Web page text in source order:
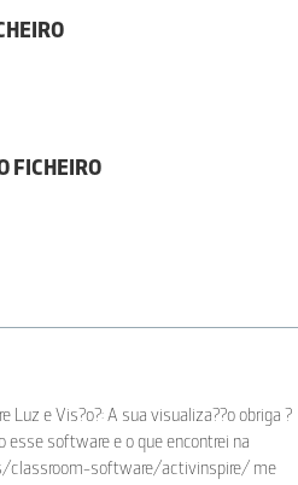
FICHEIRO
Luz e Vis?o?: A sua visualiza??o obriga ?
esse software e o que encontrei na
classroom-software/activinspire/ me